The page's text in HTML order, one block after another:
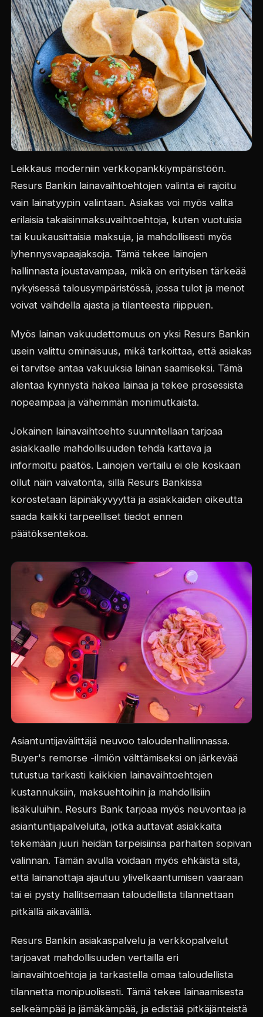
Leikkaus moderniin verkkopankkiympäristöön.
Resurs Bankin lainavaihtoehtojen valinta ei rajoitu
vain lainatyypin valintaan. Asiakas voi myös valita
erilaisia takaisinmaksuvaihtoehtoja, kuten vuotuisia
tai kuukausittaisia maksuja, ja mahdollisesti myös
lyhennysvapaajaksoja. Tämä tekee lainojen
hallinnasta joustavampaa, mikä on erityisen tärkeää
nykyisessä talousympäristössä, jossa tulot ja menot
voivat vaihdella ajasta ja tilanteesta riippuen.
Myös lainan vakuudettomuus on yksi Resurs Bankin
usein valittu ominaisuus, mikä tarkoittaa, että asiakas
ei tarvitse antaa vakuuksia lainan saamiseksi. Tämä
alentaa kynnystä hakea lainaa ja tekee prosessista
nopeampaa ja vähemmän monimutkaista.
Jokainen lainavaihtoehto suunnitellaan tarjoaa
asiakkaalle mahdollisuuden tehdä kattava ja
informoitu päätös. Lainojen vertailu ei ole koskaan
ollut näin vaivatonta, sillä Resurs Bankissa
korostetaan läpinäkyvyyttä ja asiakkaiden oikeutta
saada kaikki tarpeelliset tiedot ennen
päätöksentekoa.
Asiantuntijavälittäjä neuvoo taloudenhallinnassa.
Buyer's remorse -ilmiön välttämiseksi on järkevää
tutustua tarkasti kaikkien lainavaihtoehtojen
kustannuksiin, maksuehtoihin ja mahdollisiin
lisäkuluihin. Resurs Bank tarjoaa myös neuvontaa ja
asiantuntijapalveluita, jotka auttavat asiakkaita
tekemään juuri heidän tarpeisiinsa parhaiten sopivan
valinnan. Tämän avulla voidaan myös ehkäistä sitä,
että lainanottaja ajautuu ylivelkaantumisen vaaraan
tai ei pysty hallitsemaan taloudellista tilannettaan
pitkällä aikavälillä.
Resurs Bankin asiakaspalvelu ja verkkopalvelut
tarjoavat mahdollisuuden vertailla eri
lainavaihtoehtoja ja tarkastella omaa taloudellista
tilannetta monipuolisesti. Tämä tekee lainaamisesta
selkeämpää ja jämäkämpää, ja edistää pitkäjänteistä